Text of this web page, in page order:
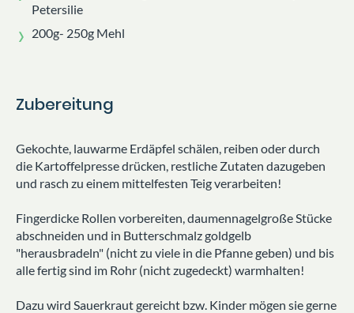
Petersilie
200g- 250g Mehl
Zubereitung
Gekochte, lauwarme Erdäpfel schälen, reiben oder durch
die Kartoffelpresse drücken, restliche Zutaten dazugeben
und rasch zu einem mittelfesten Teig verarbeiten!
Fingerdicke Rollen vorbereiten, daumennagelgroße Stücke
abschneiden und in Butterschmalz goldgelb
"herausbradeln" (nicht zu viele in die Pfanne geben) und bis
alle fertig sind im Rohr (nicht zugedeckt) warmhalten!
Dazu wird Sauerkraut gereicht bzw. Kinder mögen sie gerne